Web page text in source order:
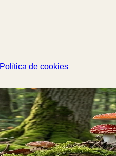
Política de cookies